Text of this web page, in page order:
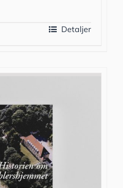
Detaljer